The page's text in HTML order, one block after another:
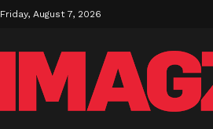
Friday, August 7, 2026